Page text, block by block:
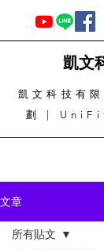
凱文
凱文科技有
劃 | UniFi
文章
所有貼文